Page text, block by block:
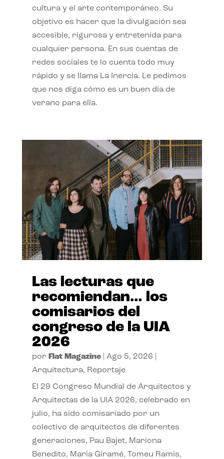
cultura y el arte contemporáneo. Su
objetivo es hacer que la divulgación sea
accesible, rigurosa y entretenida para
cualquier persona. En sus cuentas de
redes sociales te lo cuenta todo muy
rápido y se llama La Inercia. Le pedimos
que nos diga cómo es un buen día de
verano para ella.
Las lecturas que
recomiendan… los
comisarios del
congreso de la UIA
2026
por Flat Magazine| Ago 5, 2026
Arquitectura, Reportaje
El 29 Congreso Mundial de Arquitectos y
Arquitectas de la UIA 2026, celebrado en
julio, ha sido comisariado por un
colectivo de arquitectos de diferentes
generaciones, Pau Bajet, Mariona
Benedito, Maria Giramé, Tomeu Ramis,